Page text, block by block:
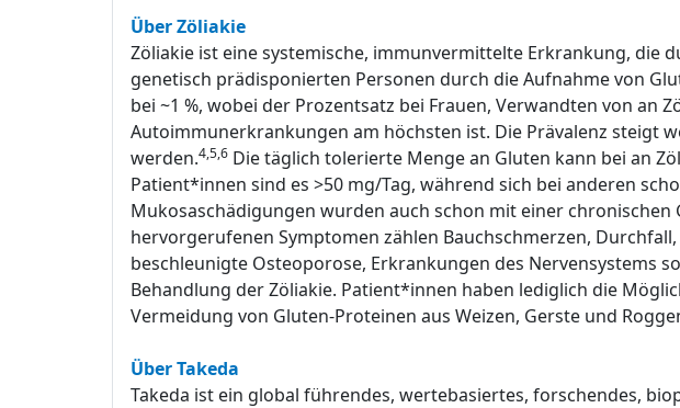
Über Zöliakie
Zöliakie ist eine systemische, immunvermittelte Erkrankung, die
genetisch prädisponierten Personen durch die Aufnahme von
bei ~1 %, wobei der Prozentsatz bei Frauen, Verwandten von an
Autoimmunerkrankungen am höchsten ist. Die Prävalenz steigt
werden.4,5,6 Die täglich tolerierte Menge an Gluten kann bei an
Patient*innen sind es >50 mg/Tag, während sich bei anderen
Mukosaschädigungen wurden auch schon mit einer
hervorgerufenen Symptomen zählen Bauchschmerzen,
beschleunigte Osteoporose, Erkrankungen des Nervensystems
Behandlung der Zöliakie. Patient*innen haben lediglich die
Vermeidung von Gluten-Proteinen aus Weizen, Gerste und
Über Takeda
Takeda ist ein global führendes, wertebasiertes, forschendes,